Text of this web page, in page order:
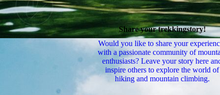
Share your trekkingstory!
Would you like to share your
with a passionate community of
enthusiasts? Leave your story here
inspire others to explore the world of
hiking and mountain climbing.